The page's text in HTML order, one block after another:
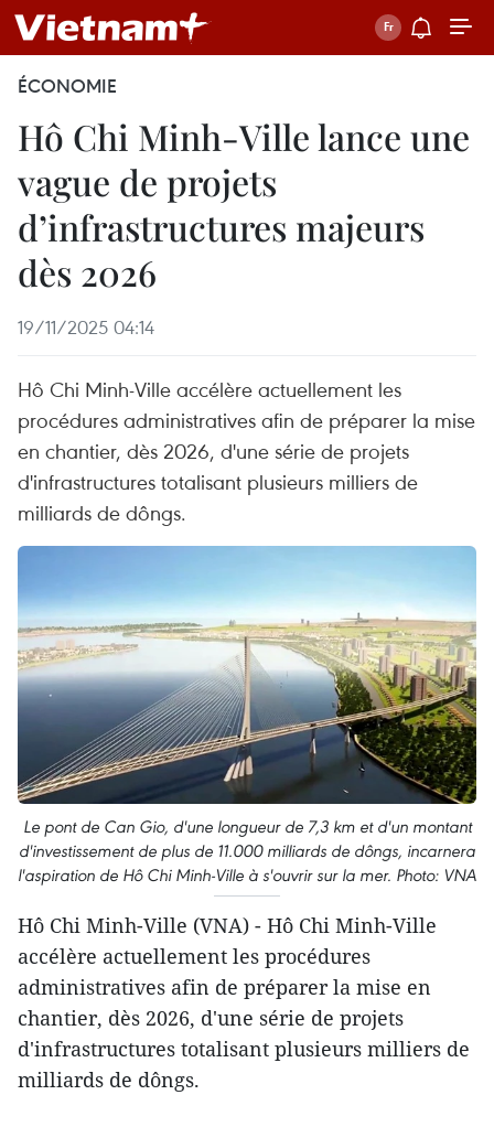
ÉCONOMIE
Hô Chi Minh-Ville lance une
vague de projets
d’infrastructures majeurs
dès 2026
19/11/2025 04:14
Hô Chi Minh-Ville accélère actuellement les
procédures administratives afin de préparer la mise
en chantier, dès 2026, d'une série de projets
d'infrastructures totalisant plusieurs milliers de
milliards de dôngs.
Le pont de Can Gio, d'une longueur de 7,3 km et d'un montant
d'investissement de plus de 11.000 milliards de dôngs, incarnera
l'aspiration de Hô Chi Minh-Ville à s'ouvrir sur la mer. Photo: VNA
Hô Chi Minh-Ville (VNA) - Hô Chi Minh-Ville
accélère actuellement les procédures
administratives afin de préparer la mise en
chantier, dès 2026, d'une série de projets
d'infrastructures totalisant plusieurs milliers de
milliards de dôngs.